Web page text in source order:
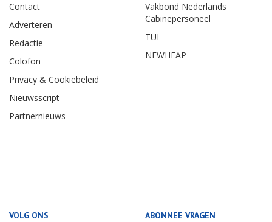
Contact
Adverteren
Redactie
Colofon
Privacy & Cookiebeleid
Nieuwsscript
Partnernieuws
Vakbond Nederlands
Cabinepersoneel
TUI
NEWHEAP
VOLG ONS ABONNEE VRAGEN